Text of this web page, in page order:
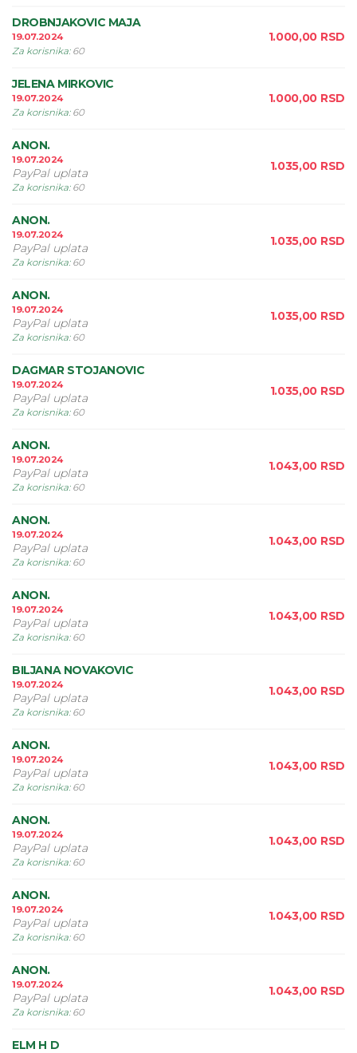
DROBNJAKOVIC MAJA
19.07.2024
Za korisnika: 60
1.000,00 RSD
JELENA MIRKOVIC
19.07.2024
Za korisnika: 60
1.000,00 RSD
ANON.
19.07.2024
PayPal uplata
Za korisnika: 60
1.035,00 RSD
ANON.
19.07.2024
PayPal uplata
Za korisnika: 60
1.035,00 RSD
ANON.
19.07.2024
PayPal uplata
Za korisnika: 60
1.035,00 RSD
DAGMAR STOJANOVIC
19.07.2024
PayPal uplata
Za korisnika: 60
1.035,00 RSD
ANON.
19.07.2024
PayPal uplata
Za korisnika: 60
1.043,00 RSD
ANON.
19.07.2024
PayPal uplata
Za korisnika: 60
1.043,00 RSD
ANON.
19.07.2024
PayPal uplata
Za korisnika: 60
1.043,00 RSD
BILJANA NOVAKOVIC
19.07.2024
PayPal uplata
Za korisnika: 60
1.043,00 RSD
ANON.
19.07.2024
PayPal uplata
Za korisnika: 60
1.043,00 RSD
ANON.
19.07.2024
PayPal uplata
Za korisnika: 60
1.043,00 RSD
ANON.
19.07.2024
PayPal uplata
Za korisnika: 60
1.043,00 RSD
ANON.
19.07.2024
PayPal uplata
Za korisnika: 60
1.043,00 RSD
ELM H D